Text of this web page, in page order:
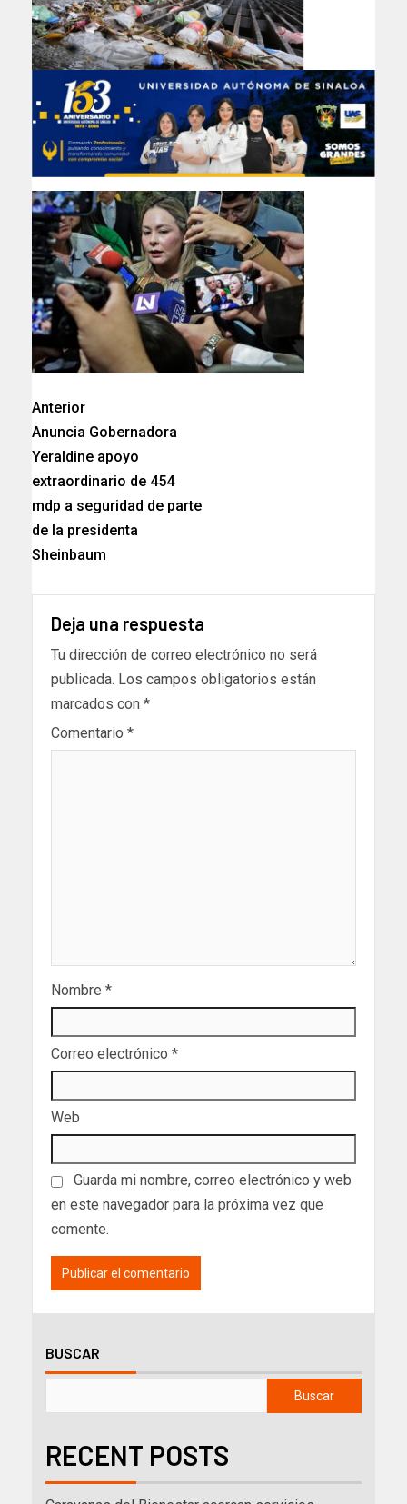
Anterior
Anuncia Gobernadora
Yeraldine apoyo
extraordinario de 454
mdp a seguridad de parte
de la presidenta
Sheinbaum
Deja una respuesta
Tu dirección de correo electrónico no será
publicada. Los campos obligatorios están
marcados con *
Comentario *
Nombre *
Correo electrónico *
Web
Guarda mi nombre, correo electrónico y web
en este navegador para la próxima vez que
comente.
BUSCAR
Buscar
RECENT POSTS